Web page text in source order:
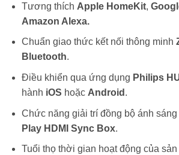
Tương thích Apple HomeKit,
Amazon Alexa.
Chuẩn giao thức kết nối thông minh
Bluetooth.
Điều khiển qua ứng dụng Philips
hành iOS hoặc Android .
Chức năng giải trí đồng bộ ánh
Play HDMI Sync Box.
Tuổi thọ thời gian hoạt động của